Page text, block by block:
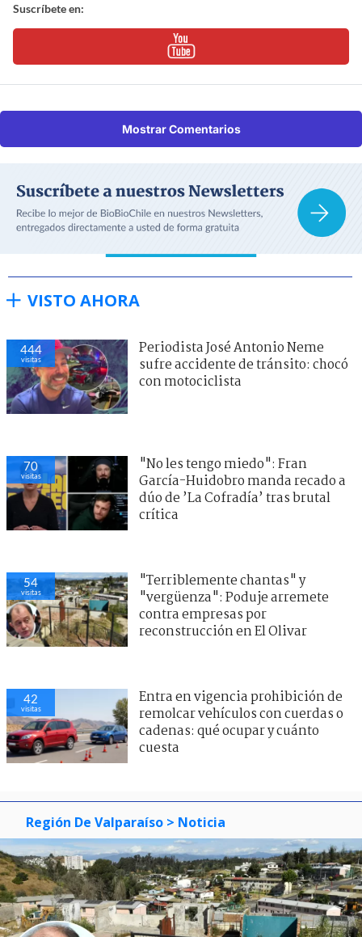
Suscríbete en:
Mostrar Comentarios
VISTO AHORA
444
visitas
Periodista José Antonio Neme
sufre accidente de tránsito: chocó
con motociclista
70
visitas
"No les tengo miedo": Fran
García-Huidobro manda recado a
dúo de ’La Cofradía’ tras brutal
crítica
54
visitas
"Terriblemente chantas" y
"vergüenza": Poduje arremete
contra empresas por
reconstrucción en El Olivar
42
visitas
Entra en vigencia prohibición de
remolcar vehículos con cuerdas o
cadenas: qué ocupar y cuánto
cuesta
Región De Valparaíso > Noticia